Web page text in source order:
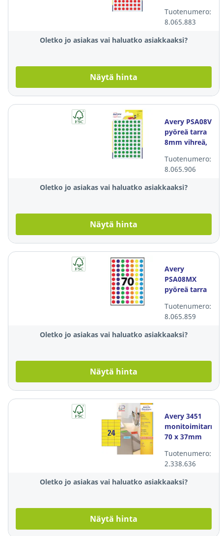
kpl=490
tarraa
Tuotenumero:
8.065.883
Oletko jo asiakas vai haluatko asiakkaaksi?
Näytä hinta
Avery PSA08V
pyöreä tarra
8mm vihreä,
tarraa
Tuotenumero:
8.065.906
Oletko jo asiakas vai haluatko asiakkaaksi?
Näytä hinta
Avery
PSA08MX
pyöreä tarra
värilajitelma,
1 kpl=420
tarraa
Tuotenumero:
8.065.859
Oletko jo asiakas vai haluatko asiakkaaksi?
Näytä hinta
Avery 3451
monitoimitarra
70 x 37mm
keltainen, 1
kpl=2400
tarraa
Tuotenumero:
2.338.636
Oletko jo asiakas vai haluatko asiakkaaksi?
Näytä hinta